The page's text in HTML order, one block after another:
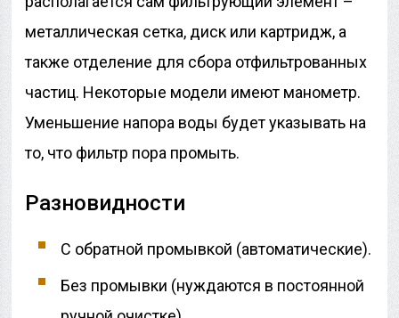
металлическая сетка, диск или картридж, а
также отделение для сбора отфильтрованных
частиц. Некоторые модели имеют манометр.
Уменьшение напора воды будет указывать на
то, что фильтр пора промыть.
Разновидности
С обратной промывкой (автоматические).
Без промывки (нуждаются в постоянной